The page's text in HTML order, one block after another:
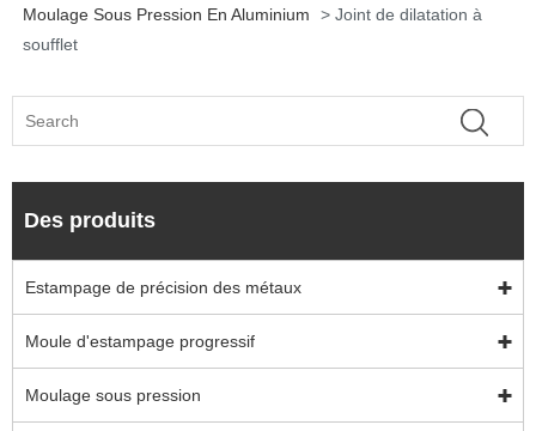
Moulage Sous Pression En Aluminium
> Joint de dilatation à
soufflet
Des produits
Estampage de précision des métaux
Moule d'estampage progressif
Moulage sous pression